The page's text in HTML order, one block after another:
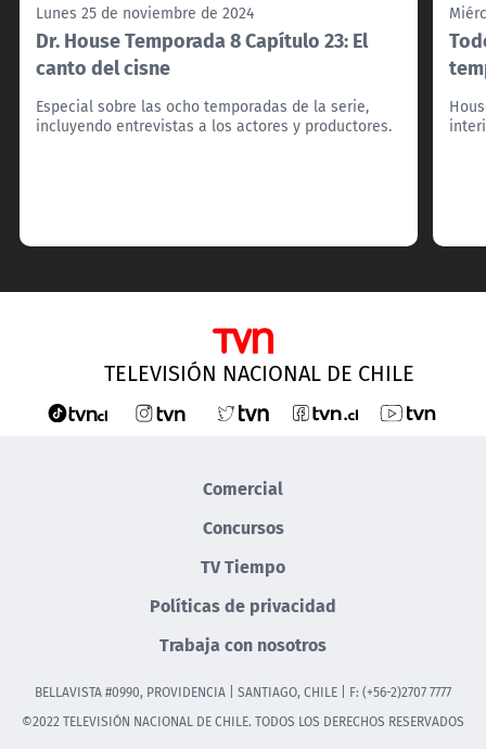
Lunes 25 de noviembre de 2024
Dr. House Temporada 8 Capítulo 23: El
canto del cisne
Especial sobre las ocho temporadas de la serie,
incluyendo entrevistas a los actores y productores.
TELEVISIÓN NACIONAL DE CHILE
Comercial
Concursos
TV Tiempo
Políticas de privacidad
Trabaja con nosotros
BELLAVISTA #0990, PROVIDENCIA | SANTIAGO, CHILE | F: (+56-2)2707 7777
©2022 TELEVISIÓN NACIONAL DE CHILE. TODOS LOS DERECHOS RESERVADOS